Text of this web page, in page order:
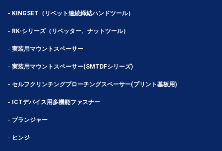
KINGSET（リベット連続締結ハンドツール）
RK-シリーズ（リベッター、ナットツール）
実装用マウントスペーサー
実装用マウントスペーサー(SMTDFシリーズ)
セルフクリンチングブローチングスペーサー(プリント基板用)
ICTデバイス用多機能ファスナー
プランジャー
ヒンジ